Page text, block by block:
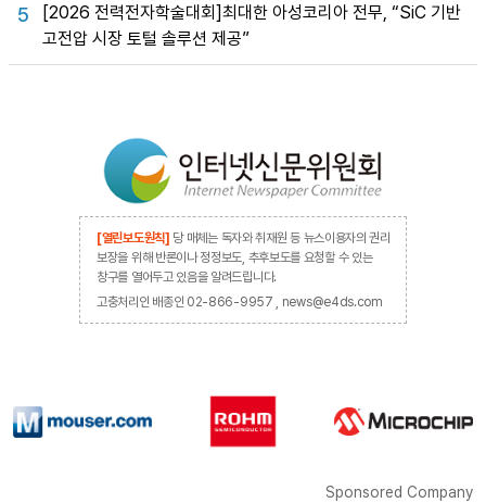
5
[2026 전력전자학술대회]최대한 아성코리아 전무, “SiC 기반
고전압 시장 토털 솔루션 제공”
[열린보도원칙] 당 매체는 독자와 취재원 등 뉴스이용자의 권리
보장을 위해 반론이나 정정보도, 추후보도를 요청할 수 있는
창구를 열어두고 있음을 알려드립니다.
고충처리인 배종인 02-866-9957 , news@e4ds.com
Sponsored Company